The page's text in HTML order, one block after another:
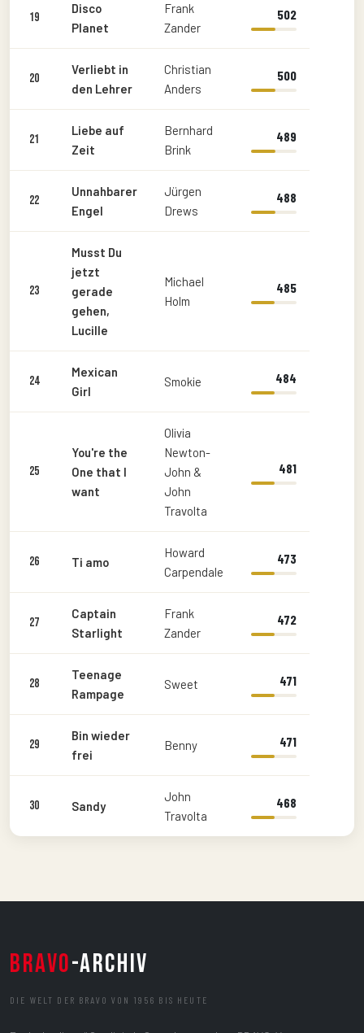
19
Disco
Planet
Frank
Zander
502
20
Verliebt in
den Lehrer
Christian
Anders
500
21
Liebe auf
Zeit
Bernhard
Brink
489
22
Unnahbarer
Engel
Jürgen
Drews
488
23
Musst Du
jetzt
gerade
gehen,
Lucille
Michael
Holm
485
24
Mexican
Girl
Smokie 484
25
You're the
One that I
want
Olivia
Newton-
John &
John
Travolta
481
26 Ti amo
Howard
Carpendale
473
27
Captain
Starlight
Frank
Zander
472
28
Teenage
Rampage
Sweet 471
29
Bin wieder
frei
Benny 471
30 Sandy
John
Travolta
468
BRAVO-ARCHIV
DIE WELT DER BRAVO VON 1956 BIS HEUTE